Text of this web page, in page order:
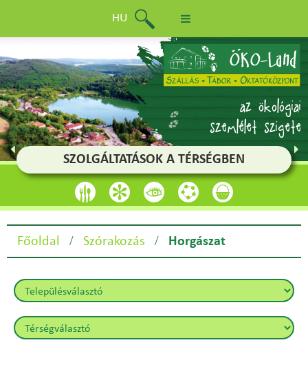
HU
az ökológiai
szemlélet szigete
SZOLGÁLTATÁSOK A TÉRSÉGBEN
Főoldal / Szórakozás / Horgászat